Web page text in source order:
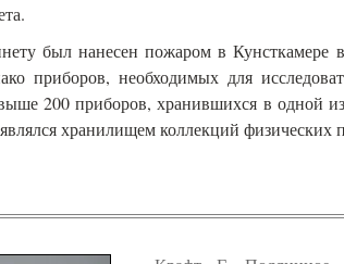
был нанесен пожаром в
приборов, необходимых для
200 приборов, хранившихся в одной
хранилищем коллекций физических